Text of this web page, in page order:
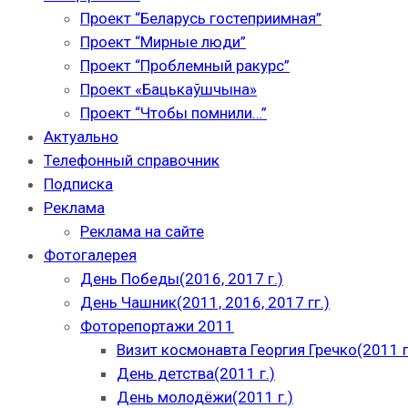
Проект “Беларусь гостеприимная”
Проект “Мирные люди”
Проект “Проблемный ракурс”
Проект «Бацькаўшчына»
Проект “Чтобы помнили…”
Актуально
Телефонный справочник
Подписка
Реклама
Реклама на сайте
Фотогалерея
День Победы(2016, 2017 г.)
День Чашник(2011, 2016, 2017 гг.)
Фоторепортажи 2011
Визит космонавта Георгия Гречко(2011
День детства(2011 г.)
День молодёжи(2011 г.)